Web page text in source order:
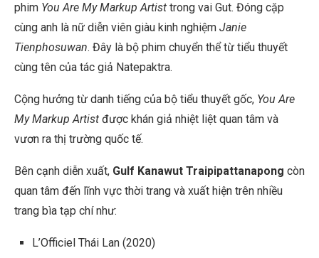
phim You Are My Markup Artist trong vai Gut. Đóng cặp
cùng anh là nữ diễn viên giàu kinh nghiệm Janie
Tienphosuwan. Đây là bộ phim chuyển thể từ tiểu thuyết
cùng tên của tác giả Natepaktra.
Cộng hưởng từ danh tiếng của bộ tiểu thuyết gốc, You Are
My Markup Artist được khán giả nhiệt liệt quan tâm và
vươn ra thị trường quốc tế.
Bên cạnh diễn xuất, Gulf Kanawut Traipipattanapong còn
quan tâm đến lĩnh vực thời trang và xuất hiện trên nhiều
trang bìa tạp chí như:
L’Officiel Thái Lan (2020)